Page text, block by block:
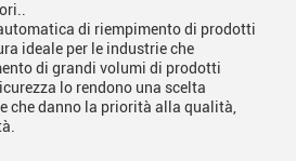
di riempimento di prodotti
ideale per le industrie che
di grandi volumi di prodotti
lo rendono una scelta
che danno la priorità alla qualità,